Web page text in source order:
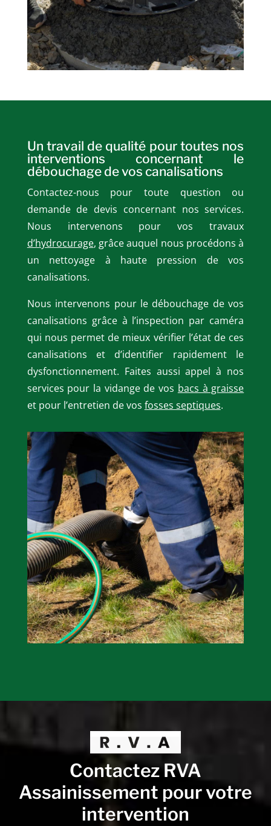
Un travail de qualité pour toutes nos
interventions concernant le
débouchage de vos canalisations
Contactez-nous pour toute question ou
demande de devis concernant nos services.
Nous intervenons pour vos travaux
d’hydrocurage, grâce auquel nous procédons à
un nettoyage à haute pression de vos
canalisations.
Nous intervenons pour le débouchage de vos
canalisations grâce à l’inspection par caméra
qui nous permet de mieux vérifier l’état de ces
canalisations et d’identifier rapidement le
dysfonctionnement. Faites aussi appel à nos
services pour la vidange de vos bacs à graisse
et pour l’entretien de vos fosses septiques.
Contactez RVA
Assainissement pour votre
intervention